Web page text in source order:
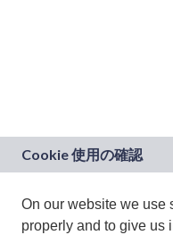
On our website we use
properly and to give us